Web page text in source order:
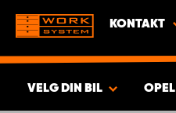
KONTAKT
VELG DIN BIL OPEL